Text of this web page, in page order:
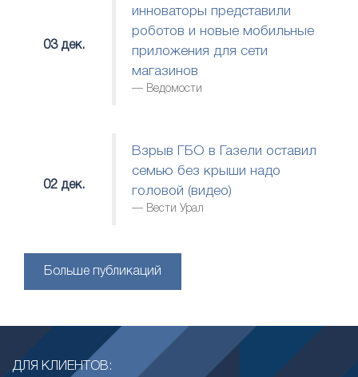
03 дек.
инноваторы представили
роботов и новые мобильные
приложения для сети
магазинов
Ведомости
02 дек.
Взрыв ГБО в Газели оставил
семью без крыши надо
головой (видео)
Вести Урал
Больше публикаций
ДЛЯ КЛИЕНТОВ: